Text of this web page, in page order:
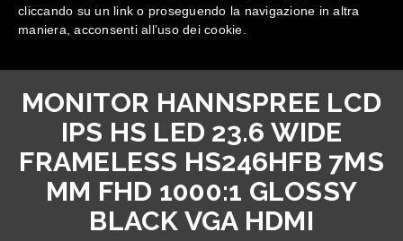
MONITOR HANNSPREE LCD
IPS HS LED 23.6 WIDE
FRAMELESS HS246HFB 7MS
MM FHD 1000:1 GLOSSY
BLACK VGA HDMI
cliccando su un link o proseguendo la navigazione in altra
maniera, acconsenti all’uso dei cookie.